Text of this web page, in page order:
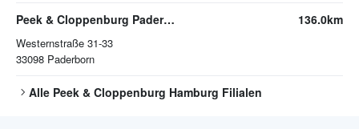
Peek & Cloppenburg Paderborn
Westernstraße 31-33
33098 Paderborn
136.0km
Alle Peek & Cloppenburg Hamburg Filialen